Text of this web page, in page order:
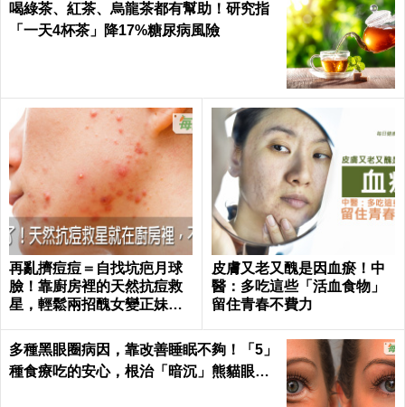
喝綠茶、紅茶、烏龍茶都有幫助！研究指
「一天4杯茶」降17%糖尿病風險
再亂擠痘痘＝自找坑疤月球
臉！靠廚房裡的天然抗痘救
星，輕鬆兩招醜女變正妹｜
皮膚又老又醜是因血瘀！中
醫：多吃這些「活血食物」
留住青春不費力
多種黑眼圈病因，靠改善睡眠不夠！「5」
種食療吃的安心，根治「暗沉」熊貓眼｜